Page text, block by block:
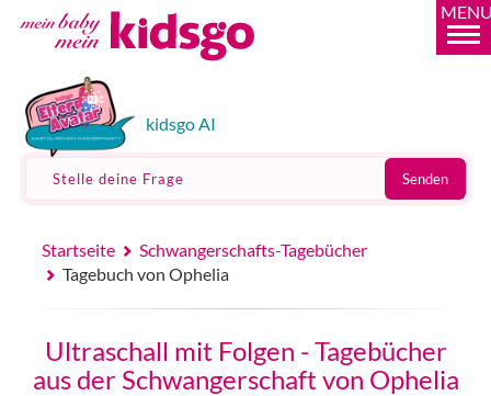
kidsgo AI
Stelle deine Frage Senden
Startseite
Schwangerschafts-Tagebücher
Tagebuch von Ophelia
Ultraschall mit Folgen - Tagebücher
aus der Schwangerschaft von Ophelia